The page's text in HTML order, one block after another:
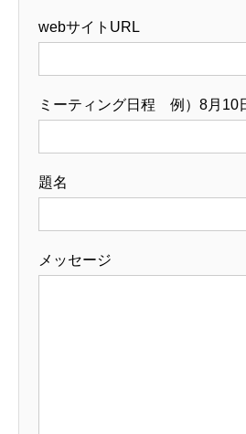
webサイトURL
ミーティング日程 例）8月10
題名
メッセージ